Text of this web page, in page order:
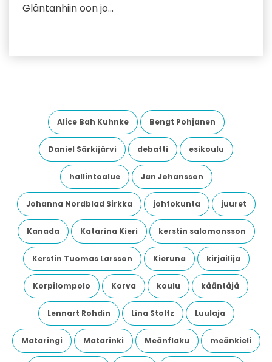
Gläntanhiin oon jo…
Alice Bah Kuhnke Bengt Pohjanen
Daniel Särkijärvi debatti esikoulu
hallintoalue Jan Johansson
Johanna Nordblad Sirkka johtokunta juuret
Kanada Katarina Kieri kerstin salomonsson
Kerstin Tuomas Larsson Kieruna kirjailija
Korpilompolo Korva koulu kääntäjä
Lennart Rohdin Lina Stoltz Luulaja
Mataringi Matarinki Meänflaku meänkieli